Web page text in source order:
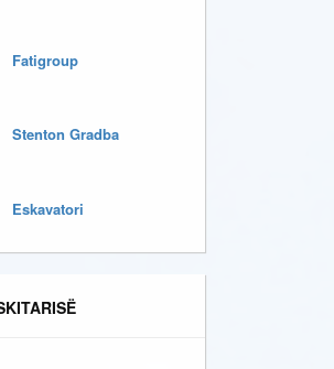
Fatigroup
Stenton Gradba
Eskavatori